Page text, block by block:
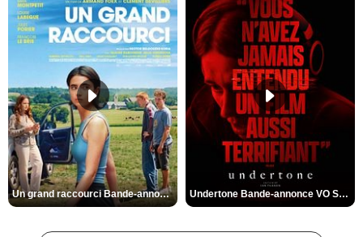
Un grand raccourci Bande-annonce VF Undertone Bande-annonce VO STFR